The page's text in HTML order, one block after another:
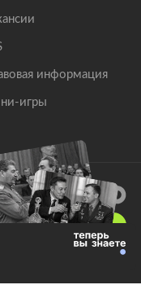
информация
игры